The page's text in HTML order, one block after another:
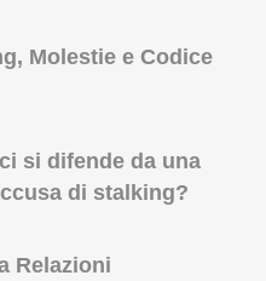
Molestie e Codice
si difende da una
di stalking?
Relazioni